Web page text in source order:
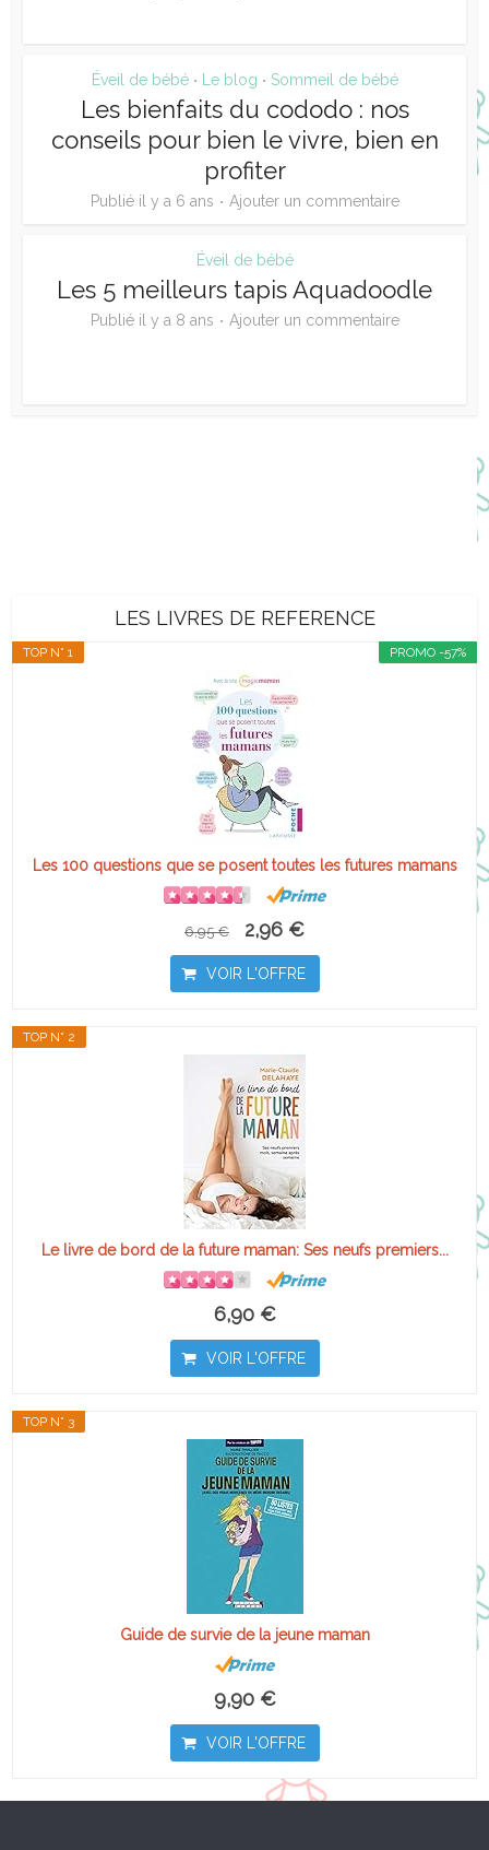
Éveil de bébé • Le blog • Sommeil de bébé
Les bienfaits du cododo : nos
conseils pour bien le vivre, bien en
profiter
Publié il y a 6 ans Ajouter un commentaire
Éveil de bébé
Les 5 meilleurs tapis Aquadoodle
Publié il y a 8 ans Ajouter un commentaire
LES LIVRES DE REFERENCE
PROMO -57%
TOP N° 1
Les 100 questions que se posent toutes les futures mamans
6,95 € 2,96 €
VOIR L'OFFRE
TOP N° 2
Le livre de bord de la future maman: Ses neufs premiers...
6,90 €
VOIR L'OFFRE
TOP N° 3
Guide de survie de la jeune maman
9,90 €
VOIR L'OFFRE